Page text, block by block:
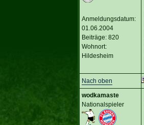
Anmeldungsdatum:
01.06.2004
Beiträge: 820
Wohnort:
Hildesheim
Nach oben
wodkamaste
Nationalspieler